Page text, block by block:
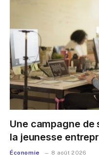
Une campagne
la jeunesse
Économie 8 août 2026